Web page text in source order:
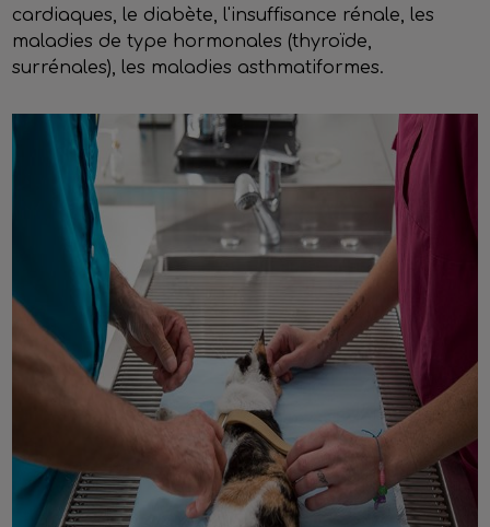
cardiaques, le diabète, l'insuffisance rénale, les
maladies de type hormonales (thyroïde,
surrénales), les maladies asthmatiformes.